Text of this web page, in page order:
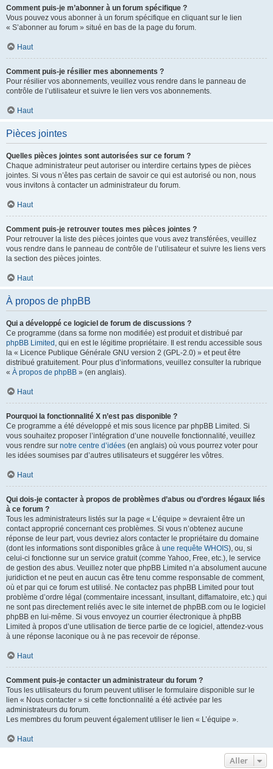
Comment puis-je m’abonner à un forum spécifique ?
Vous pouvez vous abonner à un forum spécifique en cliquant sur le lien
« S’abonner au forum » situé en bas de la page du forum.
Haut
Comment puis-je résilier mes abonnements ?
Pour résilier vos abonnements, veuillez vous rendre dans le panneau de
contrôle de l’utilisateur et suivre le lien vers vos abonnements.
Haut
Pièces jointes
Quelles pièces jointes sont autorisées sur ce forum ?
Chaque administrateur peut autoriser ou interdire certains types de pièces
jointes. Si vous n’êtes pas certain de savoir ce qui est autorisé ou non, nous
vous invitons à contacter un administrateur du forum.
Haut
Comment puis-je retrouver toutes mes pièces jointes ?
Pour retrouver la liste des pièces jointes que vous avez transférées, veuillez
vous rendre dans le panneau de contrôle de l’utilisateur et suivre les liens vers
la section des pièces jointes.
Haut
À propos de phpBB
Qui a développé ce logiciel de forum de discussions ?
Ce programme (dans sa forme non modifiée) est produit et distribué par
phpBB Limited , qui en est le légitime propriétaire. Il est rendu accessible sous
la « Licence Publique Générale GNU version 2 (GPL-2.0) » et peut être
distribué gratuitement. Pour plus d’informations, veuillez consulter la rubrique
« À propos de phpBB » (en anglais).
Haut
Pourquoi la fonctionnalité X n’est pas disponible ?
Ce programme a été développé et mis sous licence par phpBB Limited. Si
vous souhaitez proposer l’intégration d’une nouvelle fonctionnalité, veuillez
vous rendre sur notre centre d’idées (en anglais) où vous pourrez voter pour
les idées soumises par d’autres utilisateurs et suggérer les vôtres.
Haut
Qui dois-je contacter à propos de problèmes d’abus ou d’ordres légaux liés
à ce forum ?
Tous les administrateurs listés sur la page « L’équipe » devraient être un
contact approprié concernant ces problèmes. Si vous n’obtenez aucune
réponse de leur part, vous devriez alors contacter le propriétaire du domaine
(dont les informations sont disponibles grâce à une requête WHOIS), ou, si
celui-ci fonctionne sur un service gratuit (comme Yahoo, Free, etc.), le service
de gestion des abus. Veuillez noter que phpBB Limited n’a absolument aucune
juridiction et ne peut en aucun cas être tenu comme responsable de comment,
où et par qui ce forum est utilisé. Ne contactez pas phpBB Limited pour tout
problème d’ordre légal (commentaire incessant, insultant, diffamatoire, etc.) qui
ne sont pas directement reliés avec le site internet de phpBB.com ou le logiciel
phpBB en lui-même. Si vous envoyez un courrier électronique à phpBB
Limited à propos d’une utilisation de tierce partie de ce logiciel, attendez-vous
à une réponse laconique ou à ne pas recevoir de réponse.
Haut
Comment puis-je contacter un administrateur du forum ?
Tous les utilisateurs du forum peuvent utiliser le formulaire disponible sur le
lien « Nous contacter » si cette fonctionnalité a été activée par les
administrateurs du forum.
Les membres du forum peuvent également utiliser le lien « L’équipe ».
Haut
Aller